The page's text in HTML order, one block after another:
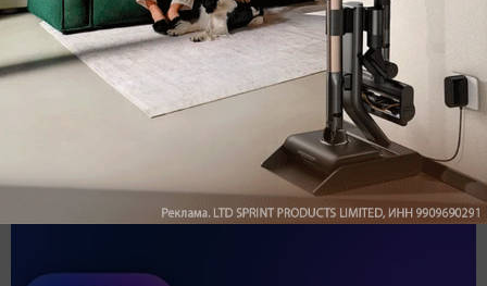
Обзор вертикального пылесоса Dreame Z40 AquaCycle